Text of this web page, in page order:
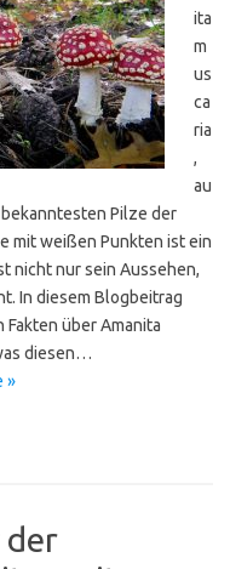
ita
m
us
ca
ria
,
au
Pilze der
mit weißen Punkten ist ein
nicht nur sein Aussehen,
In diesem Blogbeitrag
über Amanita
diesen…
»
der